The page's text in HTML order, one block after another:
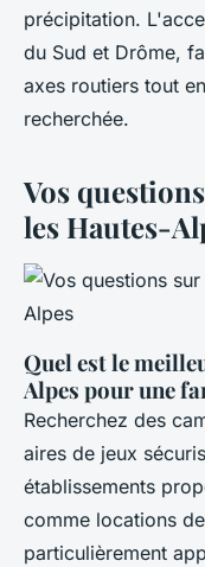
précipitation.
du Sud et Drôme,
axes routiers tout
recherchée.
Vos
les Hautes-
Quel est le
Alpes pour une
Recherchez des
aires de jeux
établissements
comme locations
particulièrement